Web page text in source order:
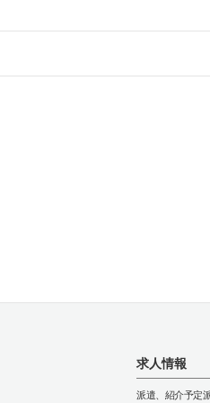
求人情報
派遣、紹介予定